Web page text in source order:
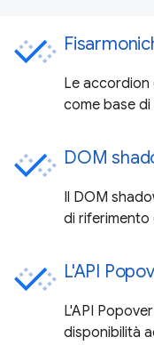
Le accordion
come base
DOM
Il DOM
di riferimento
L'API
L'API
disponibilità